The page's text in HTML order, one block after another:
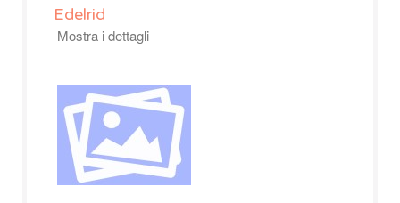
Edelrid
Mostra i dettagli